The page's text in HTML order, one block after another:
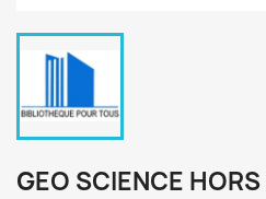
GEO SCIENCE